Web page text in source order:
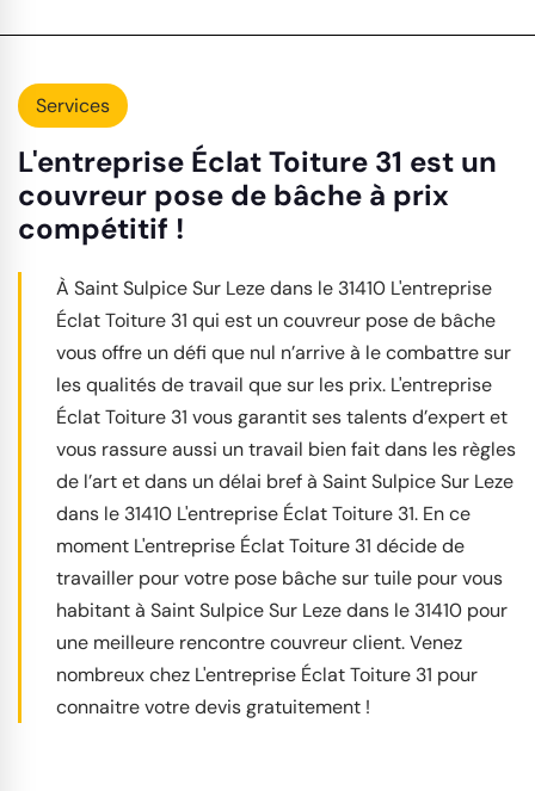
Services
L'entreprise Éclat Toiture 31 est un
couvreur pose de bâche à prix
compétitif !
À Saint Sulpice Sur Leze dans le 31410 L'entreprise
Éclat Toiture 31 qui est un couvreur pose de bâche
vous offre un défi que nul n’arrive à le combattre sur
les qualités de travail que sur les prix. L'entreprise
Éclat Toiture 31 vous garantit ses talents d’expert et
vous rassure aussi un travail bien fait dans les règles
de l’art et dans un délai bref à Saint Sulpice Sur Leze
dans le 31410 L'entreprise Éclat Toiture 31. En ce
moment L'entreprise Éclat Toiture 31 décide de
travailler pour votre pose bâche sur tuile pour vous
habitant à Saint Sulpice Sur Leze dans le 31410 pour
une meilleure rencontre couvreur client. Venez
nombreux chez L'entreprise Éclat Toiture 31 pour
connaitre votre devis gratuitement !